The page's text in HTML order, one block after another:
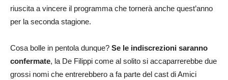
riuscita a vincere il programma che tornerà anche quest’anno
per la seconda stagione.
Cosa bolle in pentola dunque? Se le indiscrezioni saranno
confermate, la De Filippi come al solito si accaparrerebbe due
grossi nomi che entrerebbero a fa parte del cast di Amici